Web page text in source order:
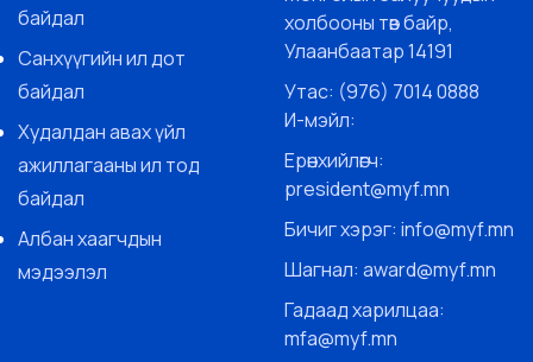
байдал
Санхүүгийн ил дот
байдал
Худалдан авах үйл
ажиллагааны ил тод
байдал
Албан хаагчдын
мэдээлэл
холбооны төв байр,
Улаанбаатар 14191
Утас: (976) 7014 0888
И-мэйл:
Ерөнхийлөгч:
president@myf.mn
Бичиг хэрэг: info@myf.mn
Шагнал: award@myf.mn
Гадаад харилцаа:
mfa@myf.mn